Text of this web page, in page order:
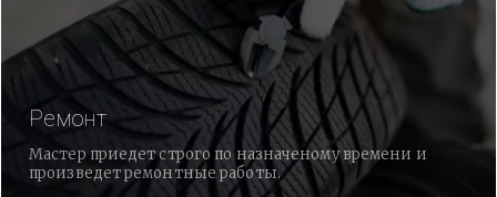
Ремонт
Мастер приедет строго по назначеному времени и
произведет ремонтные работы.